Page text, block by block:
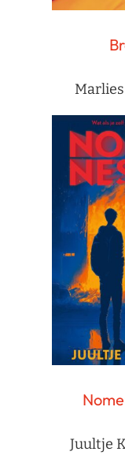
Juultje